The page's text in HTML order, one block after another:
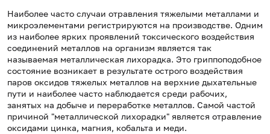
Наиболее часто случаи отравления тяжелыми металлами и
микроэлементами регистрируются на производстве. Одним
из наиболее ярких проявлений токсического воздействия
соединений металлов на организм является так
называемая металлическая лихорадка. Это гриппоподобное
состояние возникает в результате острого воздействия
паров оксидов тяжелых металлов на верхние дыхательные
пути и наиболее часто наблюдается среди рабочих,
занятых на добыче и переработке металлов. Самой частой
причиной "металлической лихорадки" является отравление
оксидами цинка, магния, кобальта и меди.